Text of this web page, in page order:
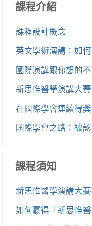
課程介紹
課程設計概念
英文學術演講：如
國際演講跟你想的
新思惟醫學演講大賽
在國際學會連續得
國際學會之路：被
課程須知
新思惟醫學演講大賽
如何贏得「新思惟